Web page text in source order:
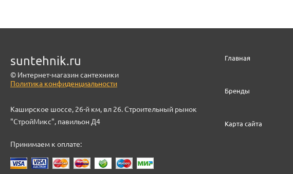
suntehnik.ru
© Интернет-магазин сантехники
Политика конфиденциальности
Каширское шоссе, 26-й км, вл 26. Строительный рынок
"СтройМикс", павильон Д4
Принимаем к оплате:
Главная
Бренды
Карта сайта